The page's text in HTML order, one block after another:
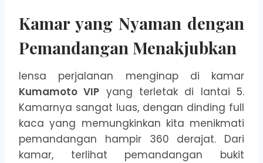
Kamar yang Nyaman dengan
Pemandangan Menakjubkan
lensa perjalanan menginap di kamar
Kumamoto VIP yang terletak di lantai 5.
Kamarnya sangat luas, dengan dinding full
kaca yang memungkinkan kita menikmati
pemandangan hampir 360 derajat. Dari
kamar, terlihat pemandangan bukit